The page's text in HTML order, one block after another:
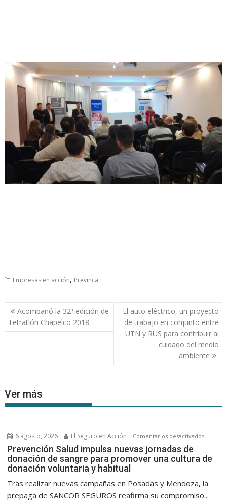
Empresas en acción, Previnca
Navegación
de
entradas
Acompañó la 32ª edición de
Tetratlón Chapelco 2018
El auto eléctrico, un proyecto
de trabajo en conjunto entre
UTN y RUS para contribuir al
cuidado del medio
ambiente
Ver más
6 agosto, 2026 El Seguro en Acción Comentarios desactivadosen
Salud
Prevención Salud impulsa nuevas jornadas de
donación de sangre para promover una cultura de
donación voluntaria y habitual
Tras realizar nuevas campañas en Posadas y Mendoza, la
prepaga de SANCOR SEGUROS reafirma su compromiso...